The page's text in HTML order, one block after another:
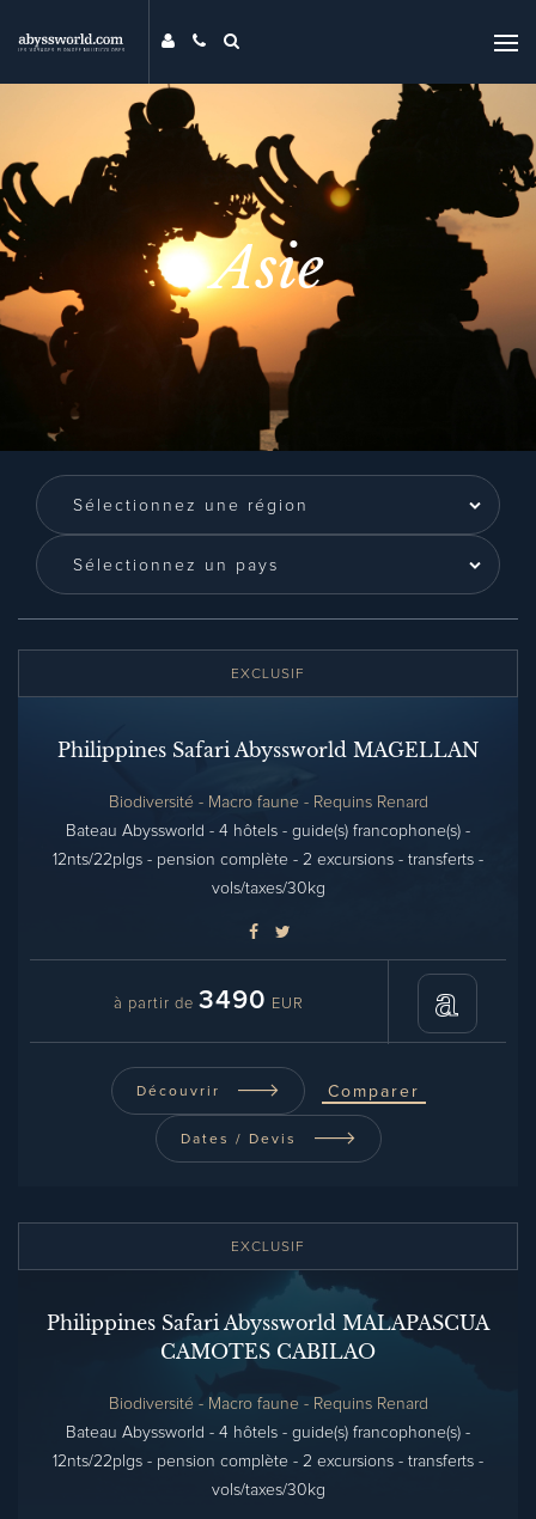
THÉMATIQUES
PROMOS
MAG
MON ABYSS
CONTACT
UNIVERS ABYSS
RECHERCHER
EVENTS
Asie
EXCLUSIF
Philippines Safari Abyssworld MAGELLAN
Biodiversité - Macro faune - Requins Renard
Bateau Abyssworld - 4 hôtels - guide(s) francophone(s) -
12nts/22plgs - pension complète - 2 excursions - transferts -
vols/taxes/30kg
à partir de 3490 EUR
Découvrir Comparer
Dates / Devis
EXCLUSIF
Philippines Safari Abyssworld MALAPASCUA
CAMOTES CABILAO
Biodiversité - Macro faune - Requins Renard
Bateau Abyssworld - 4 hôtels - guide(s) francophone(s) -
12nts/22plgs - pension complète - 2 excursions - transferts -
vols/taxes/30kg